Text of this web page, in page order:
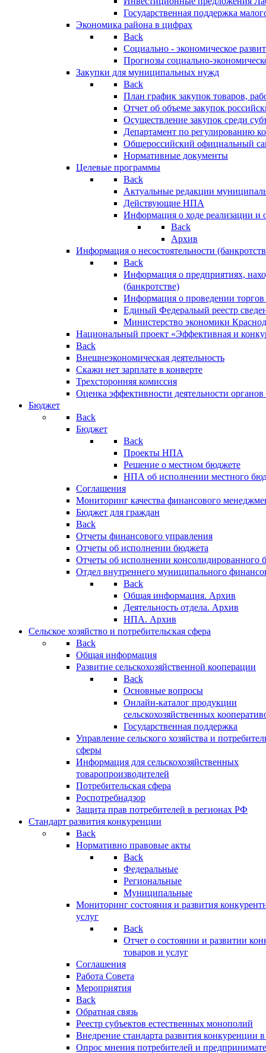
Государственная поддержка
Экономика района в цифрах
Back
Социально - экономическое
Прогнозы социально-
Закупки для муниципальных нужд
Back
План график закупок товаров,
Отчет об объеме закупок
Осуществление закупок среди
Департамент по регулированию
Общероссийский официальный
Нормативные документы
Целевые программы
Back
Актуальные редакции
Действующие НПА
Информация о ходе реализации
Back
Архив
Информация о несостоятельности
Back
Информация о предприятиях,
(банкротстве)
Информация о проведении
Единый Федеральый реестр
Министерство экономики
Национальный проект «Эффективная и
Back
Внешнеэкономическая деятельность
Скажи нет зарплате в конверте
Трехсторонняя комиссия
Оценка эффективности деятельности
Бюджет
Back
Бюджет
Back
Проекты НПА
Решение о местном бюджете
НПА об исполнении местного
Соглашения
Мониторинг качества финансового
Бюджет для граждан
Back
Отчеты финансового управления
Отчеты об исполнении бюджета
Отчеты об исполнении консолидированного
Отдел внутреннего муниципального
Back
Общая информация. Архив
Деятельность отдела. Архив
НПА. Архив
Сельское хозяйство и потребительская сфера
Back
Общая информация
Развитие сельскохозяйственной кооперации
Back
Основные вопросы
Онлайн-каталог продукции
сельскохозяйственных
Государственная поддержка
Управление сельского хозяйства и
сферы
Информация для сельскохозяйственных
товаропроизводителей
Потребительская сфера
Роспотребнадзор
Защита прав потребителей в регионах РФ
Стандарт развития конкуренции
Back
Нормативно правовые акты
Back
Федеральные
Региональные
Муниципальные
Мониторинг состояния и развития
услуг
Back
Отчет о состоянии и развитии
товаров и услуг
Соглашения
Работа Совета
Мероприятия
Back
Обратная связь
Реестр субъектов естественных монополий
Внедрение стандарта развития конкуренции
Опрос мнения потребителей и